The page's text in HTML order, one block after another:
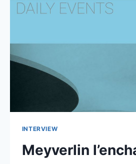
INTERVIEW
Meyverlin